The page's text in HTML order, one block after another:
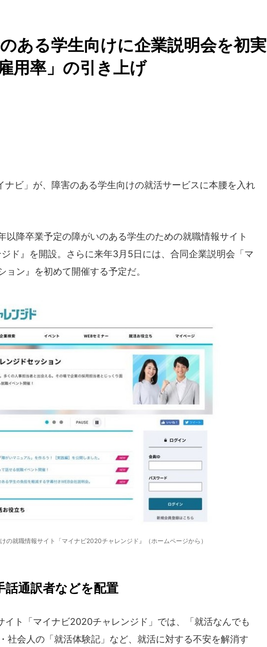
ある学生向けに企業説明会を初実
用率」の引き上げ
ビ」が、障害のある学生向けの就活サービスに本腰を入れ
降卒業予定の障がいのある学生のための就職情報サイト
ド』を開設。さらに来年3月5日には、合同企業説明会「マ
ョン』を初めて開催する予定だ。
の就職情報サイト「マイナビ2020チャレンジド』（ホームページから）
話通訳者などを配置
ト「マイナビ2020チャレンジド」では、「就活なんでも
社会人の「就活体験記」など、就活に対する不安を解消す